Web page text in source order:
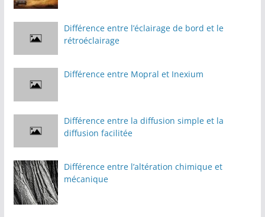
Différence entre l’éclairage de bord et le
rétroéclairage
Différence entre Mopral et Inexium
Différence entre la diffusion simple et la
diffusion facilitée
Différence entre l’altération chimique et
mécanique